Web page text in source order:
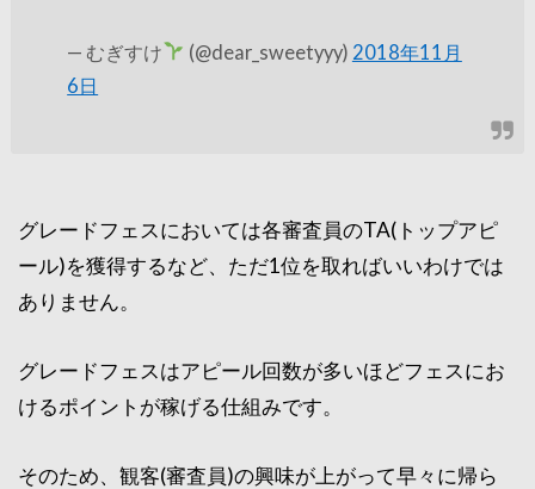
— むぎすけ (@dear_sweetyyy) 2018年11月
6日
グレードフェスにおいては各審査員のTA(トップアピ
ール)を獲得するなど、ただ1位を取ればいいわけでは
ありません。
グレードフェスはアピール回数が多いほどフェスにお
けるポイントが稼げる仕組みです。
そのため、観客(審査員)の興味が上がって早々に帰ら